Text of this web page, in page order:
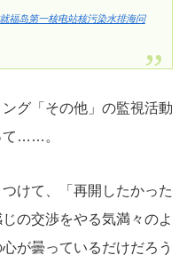
福岛第一核电站核污染水排海问
グ「その他」の監視活動
て……。
けて、「再開したかった
の交渉をやる気満々のよ
が曇っているだけだろう